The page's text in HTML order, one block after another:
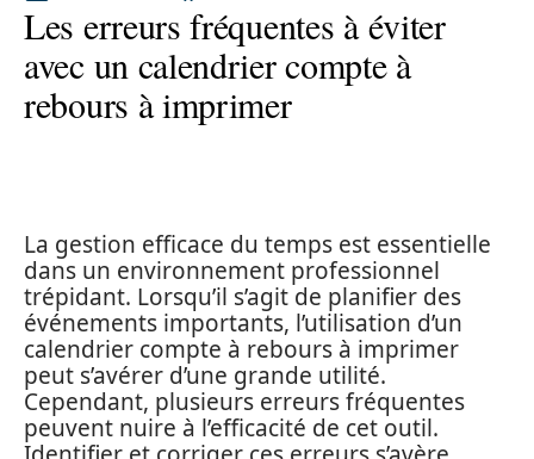
Les erreurs fréquentes à éviter
avec un calendrier compte à
rebours à imprimer
La gestion efficace du temps est essentielle
dans un environnement professionnel
trépidant. Lorsqu’il s’agit de planifier des
événements importants, l’utilisation d’un
calendrier compte à rebours à imprimer
peut s’avérer d’une grande utilité.
Cependant, plusieurs erreurs fréquentes
peuvent nuire à l’efficacité de cet outil.